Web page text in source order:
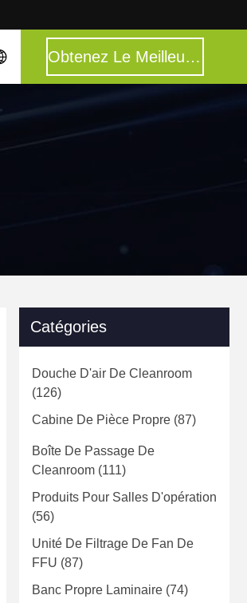
Obtenez Le Meilleur Prix
Catégories
Douche D'air De Cleanroom
(126)
Cabine De Pièce Propre (87)
Boîte De Passage De
Cleanroom (111)
Produits Pour Salles D'opération
(56)
Unité De Filtrage De Fan De
FFU (87)
Banc Propre Laminaire (74)